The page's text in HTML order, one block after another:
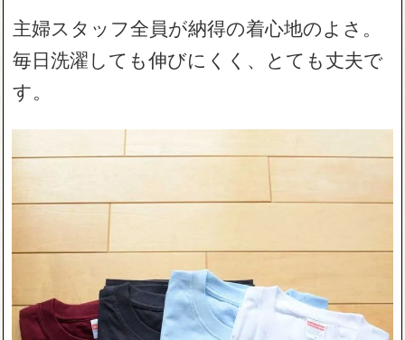
主婦スタッフ全員が納得の着心地のよさ。
毎日洗濯しても伸びにくく、とても丈夫で
す。